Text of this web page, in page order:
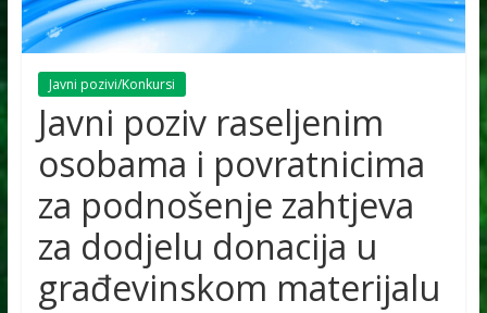
Javni pozivi/Konkursi
Javni poziv raseljenim
osobama i povratnicima
za podnošenje zahtjeva
za dodjelu donacija u
građevinskom materijalu